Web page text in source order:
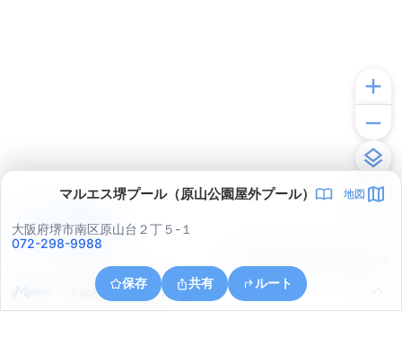
マルエス堺プール（原山公園屋外プール） 地図
大阪府堺市南区原山台２丁５-１
072-298-9988
保存 共有 ルート
大阪府和泉市三林町
アプリで見る